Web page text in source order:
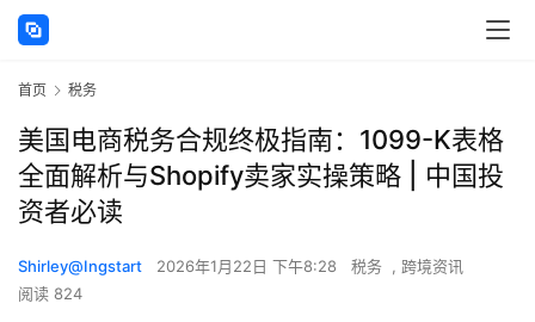
首页 税务
美国电商税务合规终极指南：1099-K表格
全面解析与Shopify卖家实操策略 | 中国投
资者必读
Shirley@Ingstart 2026年1月22日 下午8:28 税务 , 跨境资讯
阅读 824